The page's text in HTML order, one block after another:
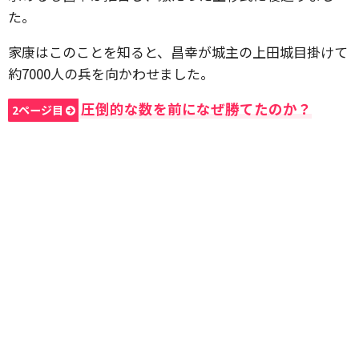
た。
家康はこのことを知ると、昌幸が城主の上田城目掛けて
約7000人の兵を向かわせました。
2ページ目 圧倒的な数を前になぜ勝てたのか？